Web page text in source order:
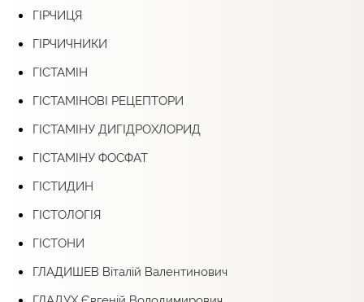
ГІРЧИЦЯ
ГІРЧИЧНИКИ
ГІСТАМІН
ГІСТАМІНОВІ РЕЦЕПТОРИ
ГІСТАМІНУ ДИГІДРОХЛОРИД
ГІСТАМІНУ ФОСФАТ
ГІСТИДИН
ГІСТОЛОГІЯ
ГІСТОНИ
ГЛАДИШЕВ Віталій Валентинович